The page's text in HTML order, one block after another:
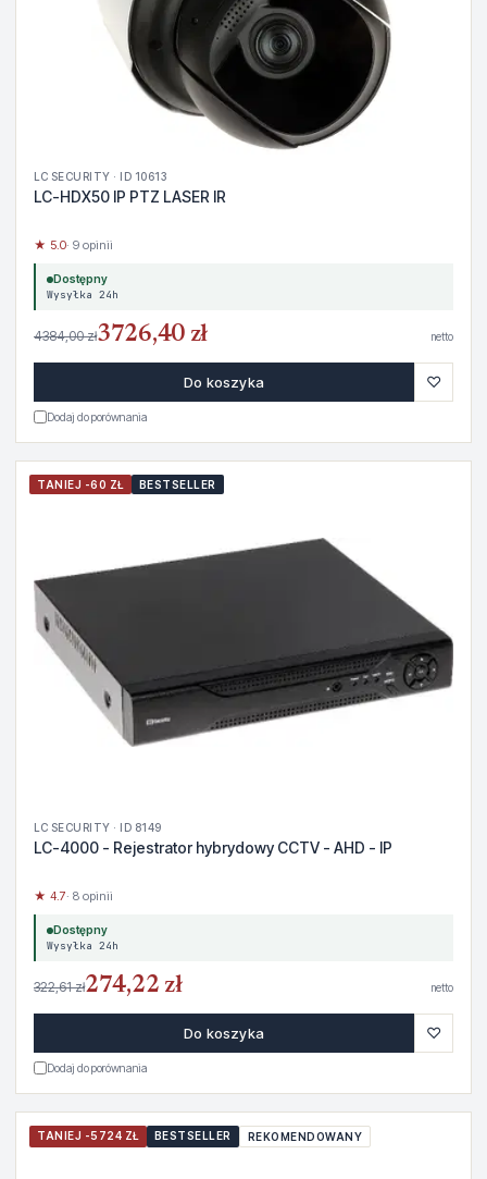
LC SECURITY · ID 10613
LC-HDX50 IP PTZ LASER IR
★ 5.0· 9 opinii
Dostępny
Wysyłka 24h
4384,00 zł3726,40 zł netto
Do koszyka ♡
Dodaj do porównania
TANIEJ -60 ZŁ BESTSELLER
LC SECURITY · ID 8149
LC-4000 - Rejestrator hybrydowy CCTV - AHD - IP
★ 4.7· 8 opinii
Dostępny
Wysyłka 24h
322,61 zł274,22 zł netto
Do koszyka ♡
Dodaj do porównania
TANIEJ -5724 ZŁ BESTSELLER REKOMENDOWANY